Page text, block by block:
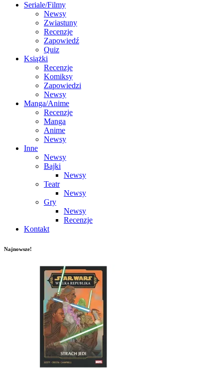
Seriale/Filmy
Newsy
Zwiastuny
Recenzje
Zapowiedź
Quiz
Książki
Recenzje
Komiksy
Zapowiedzi
Newsy
Manga/Anime
Recenzje
Manga
Anime
Newsy
Inne
Newsy
Bajki
Newsy
Teatr
Newsy
Gry
Newsy
Recenzje
Kontakt
Najnowsze!